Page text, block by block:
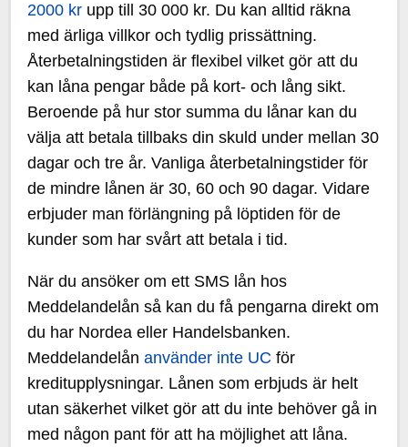
2000 kr upp till 30 000 kr. Du kan alltid räkna
med ärliga villkor och tydlig prissättning.
Återbetalningstiden är flexibel vilket gör att du
kan låna pengar både på kort- och lång sikt.
Beroende på hur stor summa du lånar kan du
välja att betala tillbaks din skuld under mellan 30
dagar och tre år. Vanliga återbetalningstider för
de mindre lånen är 30, 60 och 90 dagar. Vidare
erbjuder man förlängning på löptiden för de
kunder som har svårt att betala i tid.
När du ansöker om ett SMS lån hos
Meddelandelån så kan du få pengarna direkt om
du har Nordea eller Handelsbanken.
Meddelandelånanvänder inte UC för
kreditupplysningar. Lånen som erbjuds är helt
utan säkerhet vilket gör att du inte behöver gå in
med någon pant för att ha möjlighet att låna.